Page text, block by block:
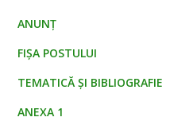
ANUNȚ
FIȘA POSTULUI
TEMATICĂ ȘI BIBLIOGRAFIE
ANEXA 1